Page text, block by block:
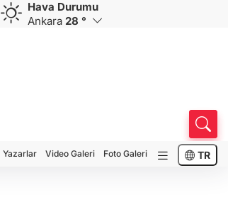
CHF
58,7751
CAD
33,9494
Hava Durumu
Ankara 28 °
Yazarlar Video Galeri Foto Galeri TR